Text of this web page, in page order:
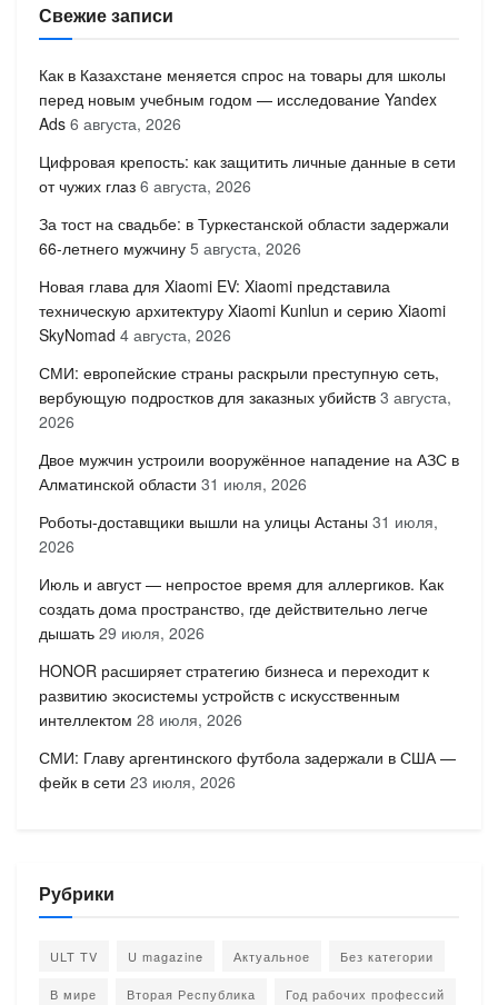
Свежие записи
Как в Казахстане меняется спрос на товары для школы
перед новым учебным годом — исследование Yandex
Ads 6 августа, 2026
Цифровая крепость: как защитить личные данные в сети
от чужих глаз 6 августа, 2026
За тост на свадьбе: в Туркестанской области задержали
66-летнего мужчину 5 августа, 2026
Новая глава для Xiaomi EV: Xiaomi представила
техническую архитектуру Xiaomi Kunlun и серию Xiaomi
SkyNomad 4 августа, 2026
СМИ: европейские страны раскрыли преступную сеть,
вербующую подростков для заказных убийств 3 августа,
2026
Двое мужчин устроили вооружённое нападение на АЗС в
Алматинской области 31 июля, 2026
Роботы-доставщики вышли на улицы Астаны 31 июля,
2026
Июль и август — непростое время для аллергиков. Как
создать дома пространство, где действительно легче
дышать 29 июля, 2026
HONOR расширяет стратегию бизнеса и переходит к
развитию экосистемы устройств с искусственным
интеллектом 28 июля, 2026
СМИ: Главу аргентинского футбола задержали в США —
фейк в сети 23 июля, 2026
Рубрики
ULT TV U magazine Актуальное Без категории
В мире Вторая Республика Год рабочих профессий